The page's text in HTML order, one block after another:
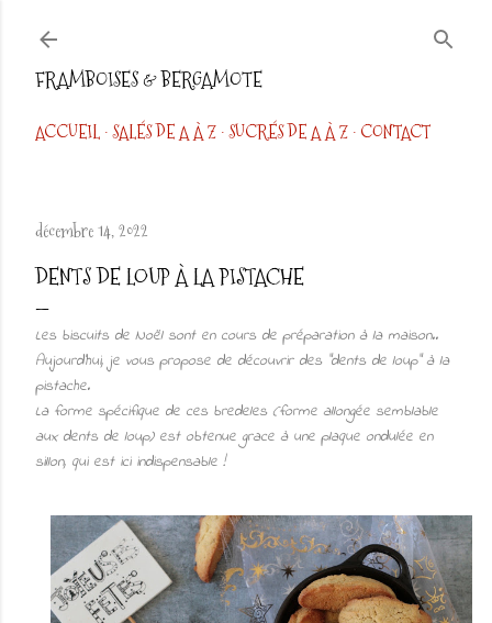
FRAMBOISES & BERGAMOTE
ACCUEIL SALÉS DE A À Z SUCRÉS DE A À Z CONTACT
décembre 14, 2022
DENTS DE LOUP À LA PISTACHE
Les biscuits de Noël sont en cours de préparation à la maison..
Aujourd'hui, je vous propose de découvrir des "dents de loup" à la
pistache.
La forme spécifique de ces bredeles (forme allongée semblable
aux dents de loup) est obtenue grace à une plaque ondulée en
sillon, qui est ici indispensable !